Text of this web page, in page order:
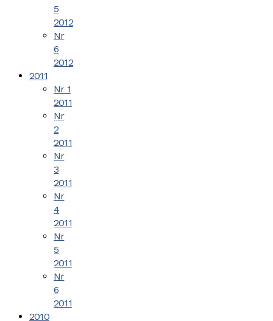
5
2012
Nr
6
2012
2011
Nr 1
2011
Nr
2
2011
Nr
3
2011
Nr
4
2011
Nr
5
2011
Nr
6
2011
2010